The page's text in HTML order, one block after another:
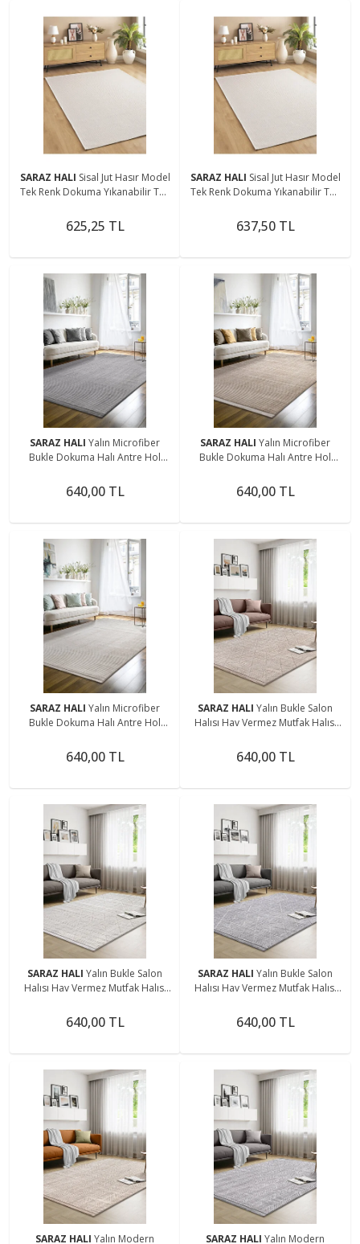
SARAZ HALI Sisal Jut Hasır Model
Tek Renk Dokuma Yıkanabilir Toz
625,25 TL
SARAZ HALI Sisal Jut Hasır Model
Tek Renk Dokuma Yıkanabilir Toz
637,50 TL
SARAZ HALI Yalın Microfiber
Bukle Dokuma Halı Antre Hol
640,00 TL
SARAZ HALI Yalın Microfiber
Bukle Dokuma Halı Antre Hol
640,00 TL
SARAZ HALI Yalın Microfiber
Bukle Dokuma Halı Antre Hol
640,00 TL
SARAZ HALI Yalın Bukle Salon
Halısı Hav Vermez Mutfak Halısı
BEJ
640,00 TL
SARAZ HALI Yalın Bukle Salon
Halısı Hav Vermez Mutfak Halısı
KREM
640,00 TL
SARAZ HALI Yalın Bukle Salon
Halısı Hav Vermez Mutfak Halısı
GRİ
640,00 TL
SARAZ HALI Yalın Modern SARAZ HALI Yalın Modern